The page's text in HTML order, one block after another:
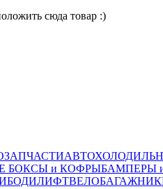
сюда товар :)
БОКСЫ и КОФРЫБАМПЕРЫ
БОДИЛИФТ